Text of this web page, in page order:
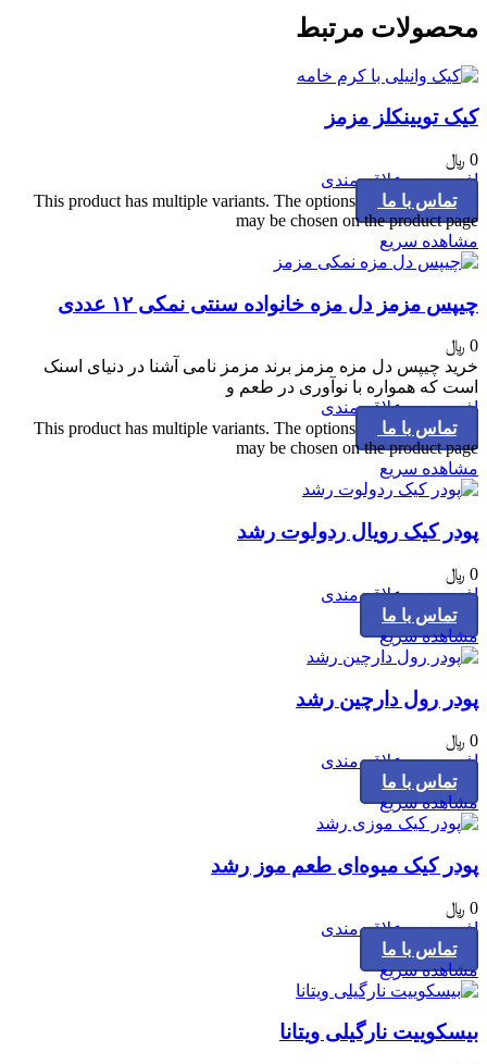
محصولات مرتبط
کیک تویینکلز مزمز
0 ﷼
افزودن به علاقه مندی
تماس با ما
This product has multiple variants. The options
may be chosen on the product page
مشاهده سریع
چیپس مزمز دل مزه خانواده سنتی نمکی ۱۲ عددی
0 ﷼
خرید چیپس دل مزه مزمز برند مزمز نامی آشنا در دنیای اسنک
است که همواره با نوآوری در طعم و
افزودن به علاقه مندی
تماس با ما
This product has multiple variants. The options
may be chosen on the product page
مشاهده سریع
پودر کیک رویال ردولوت رشد
0 ﷼
افزودن به علاقه مندی
تماس با ما
مشاهده سریع
پودر رول دارچین رشد
0 ﷼
افزودن به علاقه مندی
تماس با ما
مشاهده سریع
پودر کیک میوه‌ای طعم موز رشد
0 ﷼
افزودن به علاقه مندی
تماس با ما
مشاهده سریع
بیسکوییت نارگیلی ویتانا